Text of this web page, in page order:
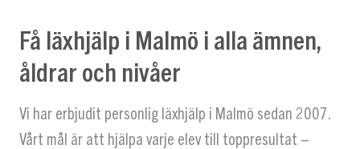
Få läxhjälp i Malmö i alla ämnen,
åldrar och nivåer
Vi har erbjudit personlig läxhjälp i Malmö sedan 2007.
Vårt mål är att hjälpa varje elev till toppresultat –